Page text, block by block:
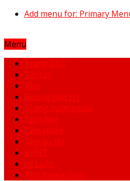
Add menu for: Primary
Menu
Trang Chủ
Tin tức
Thơ
Gương mặt HV
Trang nước ngoài
Sách hay
Cảm nhận
Thơ dự thi
VHNT
Lý Luận
Thơ Haiku chọn